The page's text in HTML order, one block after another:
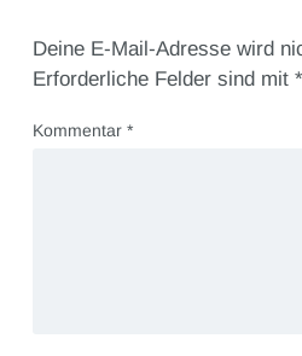
Deine E-Mail-Adresse wird
Erforderliche Felder sind mit *
Kommentar *